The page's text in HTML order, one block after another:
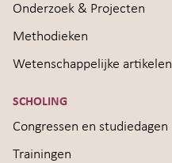
Onderzoek & Projecten
Methodieken
Wetenschappelijke artikelen
SCHOLING
Congressen en studiedagen
Trainingen